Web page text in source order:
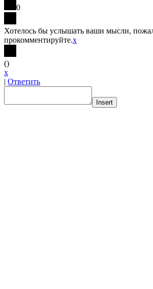
0
Хотелось бы услышать ваши мысли,
прокомментируйте.x
()
x
| Ответить
Insert